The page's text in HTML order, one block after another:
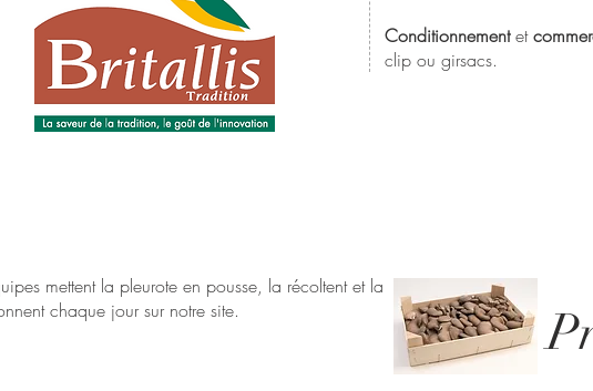
Conditionnementet
clip ou girsacs.
mettent la pleurote en pousse, la récoltent et la
chaque jour sur notre site.